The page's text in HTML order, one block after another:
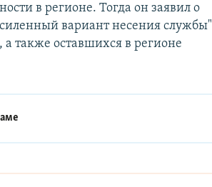
в регионе. Тогда он заявил о
вариант несения службы"
также оставшихся в регионе